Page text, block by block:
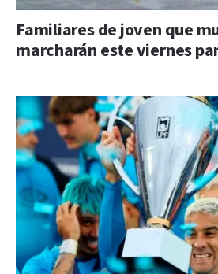
Familiares de joven que
marcharán este viernes